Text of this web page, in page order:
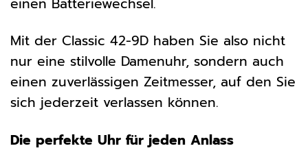
Mit der Classic 42-9D haben Sie also nicht
nur eine stilvolle Damenuhr, sondern auch
einen zuverlässigen Zeitmesser, auf den Sie
sich jederzeit verlassen können.
Die perfekte Uhr für jeden Anlass